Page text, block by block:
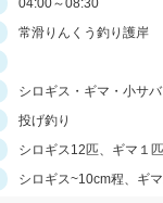
04:00～08:30
常滑りんくう釣り護岸
シロギス・ギマ・小サバ
投げ釣り
シロギス12匹、ギマ１
シロギス~10cm程、ギ